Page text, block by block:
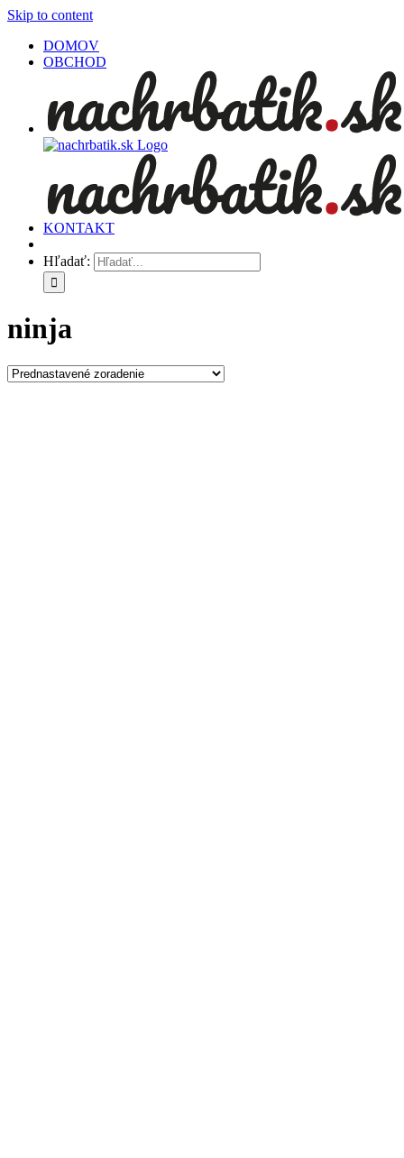
Skip to content
DOMOV
OBCHOD
KONTAKT
Hľadať:
ninja